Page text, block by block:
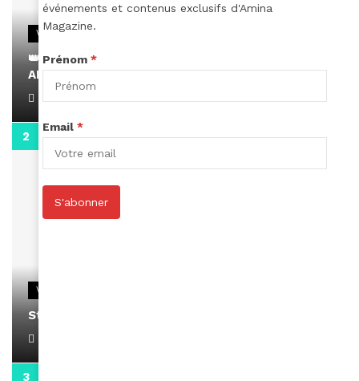
VIDEOS
👑 Remerciements à Ayden pour son message sur
AMINA, le Magazine de la Femme
0:13
VIDEOS
Stacy passe un message
événements et contenus exclusifs d'Amina
Magazine.
Prénom *
Email *
S'abonner